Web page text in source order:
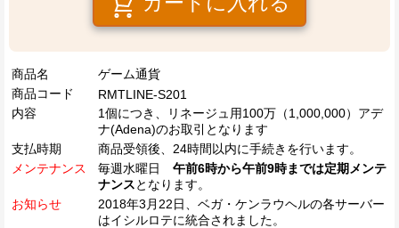
商品名
ゲーム通貨
商品コード
RMTLINE-S201
内容
1個につき、リネージュ用100万（1,000,000）アデ
ナ(Adena)のお取引となります
支払時期
商品受領後、24時間以内に手続きを行います。
メンテナンス
毎週水曜日 午前6時から午前9時までは定期メンテ
ナンスとなります。
お知らせ
2018年3月22日、ベガ・ケンラウヘルの各サーバー
はイシルロテに統合されました。